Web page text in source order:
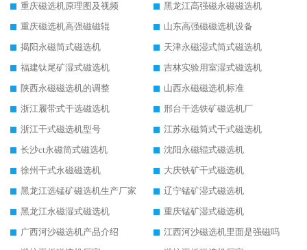
重庆磁选机原理图及视频
黑龙江高强磁永磁磁选机
重庆磁选机高强磁磁辊
山东高强磁磁选机设备
揭阳永磁筒式磁选机
天津永磁湿式筒式磁选机
福建钛尾矿湿式磁选机
吉林实验用室湿式磁选机
陕西永磁磁选机的调整
山西永磁磁选机标准
浙江履带式干选磁选机
邢台干选铁矿磁选机厂
浙江干式磁选机型号
江苏永磁筒式干式磁选机
长沙ct永磁筒式磁选机
沈阳永磁辊式磁选机
徐州干式永磁磁选机
大庆铁矿干式磁选机
黑龙江选锰矿磁选机生产厂家
辽宁锰矿湿式磁选机
黑龙江永磁湿式磁选机
重庆锰矿湿式磁选机
广西河沙磁选机产品介绍
江西河沙磁选机里面是强磁吗